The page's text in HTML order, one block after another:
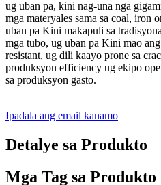
ug uban pa, kini nag-una nga
mga materyales sama sa coal, iron
uban pa Kini makapuli sa
mga tubo, ug uban pa Kini mao
resistant, ug dili kaayo prone sa
produksyon efficiency ug ekipo
sa produksyon gasto.
Ipadala ang email kanamo
Detalye sa Produkto
Mga Tag sa Produkto